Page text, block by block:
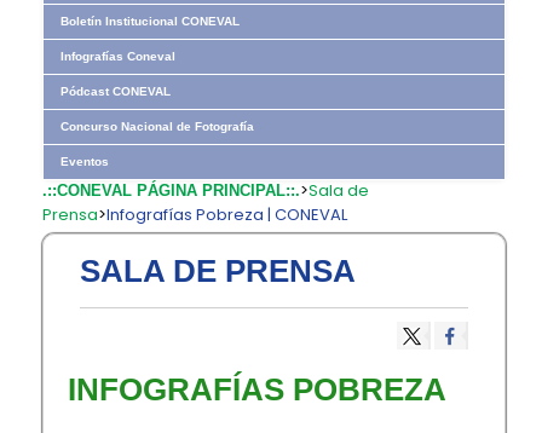
Boletín Institucional CONEVAL
Infografías Coneval
Pódcast CONEVAL
Concurso Nacional de Fotografía
Eventos
.::CONEVAL PÁGINA PRINCIPAL::.>Sala de
Prensa>Infografías Pobreza | CONEVAL
SALA DE PRENSA
INFOGRAFÍAS POBREZA​​